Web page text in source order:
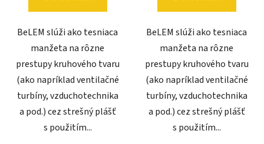
BeLEM slúži ako tesniaca
manžeta na rôzne
prestupy kruhového tvaru
(ako napríklad ventilačné
turbíny, vzduchotechnika
a pod.) cez strešný plášť
s použitím...
BeLEM slúži ako tesniaca
manžeta na rôzne
prestupy kruhového tvaru
(ako napríklad ventilačné
turbíny, vzduchotechnika
a pod.) cez strešný plášť
s použitím...